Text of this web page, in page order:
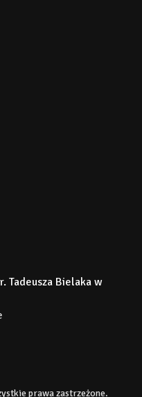
Tadeusza Bielaka w
prawa zastrzeżone.